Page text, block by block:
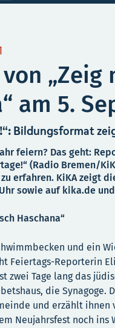
„Zeig
am 5.
Bildungsformat
feiern? Das geht:
(Radio Bremen/
erfahren. KiKA zeigt
sowie auf kika.de
Haschana“
und ein
Feiertags-Reporterin
zwei Tage lang das
die
und erzählt ihnen
Neujahrsfest noch